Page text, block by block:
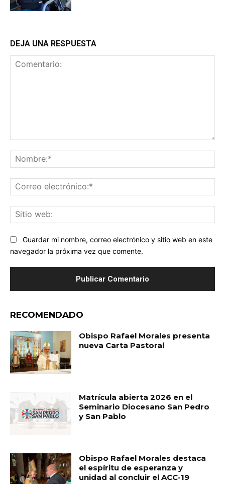
DEJA UNA RESPUESTA
Guardar mi nombre, correo electrónico y sitio web en este
navegador la próxima vez que comente.
RECOMENDADO
Obispo Rafael Morales presenta
nueva Carta Pastoral
Matrícula abierta 2026 en el
Seminario Diocesano San Pedro
y San Pablo
Obispo Rafael Morales destaca
el espíritu de esperanza y
unidad al concluir el ACC-19